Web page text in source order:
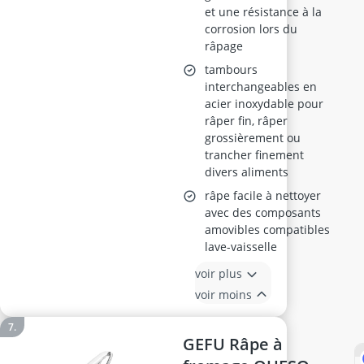
et une résistance à la
corrosion lors du
râpage
tambours
interchangeables en
acier inoxydable pour
râper fin, râper
grossièrement ou
trancher finement
divers aliments
râpe facile à nettoyer
avec des composants
amovibles compatibles
lave-vaisselle
voir plus
voir moins
GEFU Râpe à